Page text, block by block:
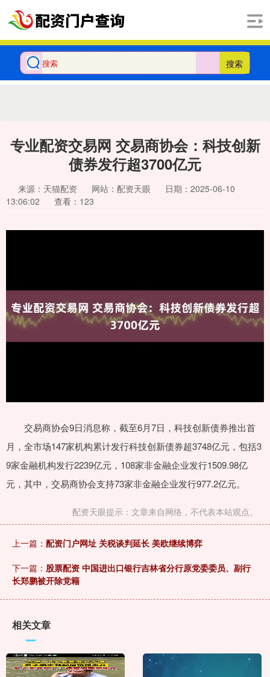
搜索
专业配资交易网 交易商协会：科技创新
债券发行超3700亿元
来源：天猫配资 网站：配资天眼
日期：2025-06-10
13:06:02
查看：123
交易商协会9日消息称，截至6月7日，科技创新债券推出首
月，全市场147家机构累计发行科技创新债券超3748亿元，包括3
9家金融机构发行2239亿元，108家非金融企业发行1509.98亿
元，其中，交易商协会支持73家非金融企业发行977.2亿元。
配资天眼提示：文章来自网络，不代表本站观点。
上一篇： 配资门户网址 关税谈判延长 美欧继续博弈
下一篇： 股票配资 中国进出口银行吉林省分行原党委委员、副行
长郑鹏被开除党籍
相关文章